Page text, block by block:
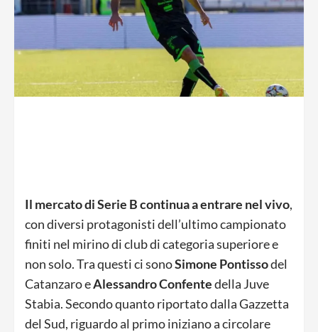
Il mercato di Serie B continua a entrare nel vivo,
con diversi protagonisti dell’ultimo campionato
finiti nel mirino di club di categoria superiore e
non solo. Tra questi ci sonoSimone Pontissodel
Catanzaro eAlessandro Confentedella Juve
Stabia. Secondo quanto riportato dallaGazzetta
del Sud, riguardo al primo iniziano a circolare